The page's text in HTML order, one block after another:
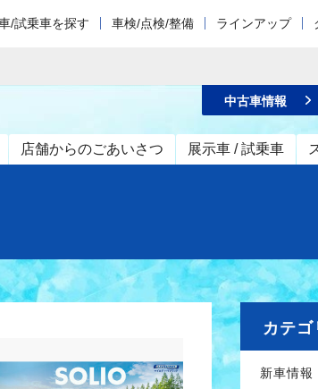
/試乗車を探す 車検/点検/整備 ラインアップ
店舗からのごあいさつ 展示車 / 試乗車
中古車情報
カテゴ
新車情報